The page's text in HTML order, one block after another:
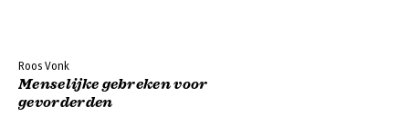
Roos Vonk
Menselijke gebreken voor
gevorderden